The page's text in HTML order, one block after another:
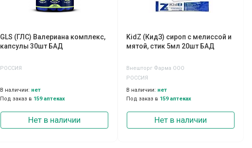
GLS (ГЛС) Валериана комплекс,
капсулы 30шт БАД
РОССИЯ
В наличии: нет
Под заказ в 159 аптеках
Нет в наличии
KidZ (КидЗ) сироп с мелиссой и
мятой, стик 5мл 20шт БАД
Внешторг Фарма ООО
РОССИЯ
В наличии: нет
Под заказ в 159 аптеках
Нет в наличии